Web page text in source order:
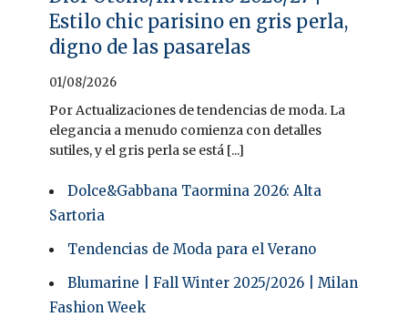
Estilo chic parisino en gris perla,
digno de las pasarelas
01/08/2026
Por Actualizaciones de tendencias de moda. La
elegancia a menudo comienza con detalles
sutiles, y el gris perla se está [...]
Dolce&Gabbana Taormina 2026: Alta
Sartoria
Tendencias de Moda para el Verano
Blumarine | Fall Winter 2025/2026 | Milan
Fashion Week